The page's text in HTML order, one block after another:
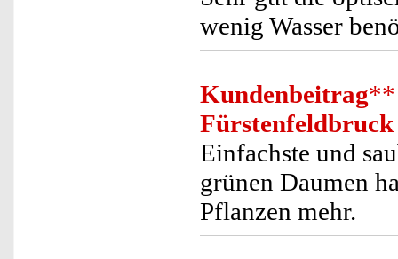
wenig Wasser
Kundenbeitrag**
Fürstenfeldbruck
Einfachste und
grünen Daumen
Pflanzen mehr.